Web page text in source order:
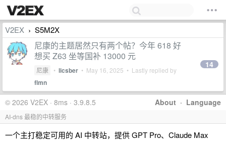
V2EX › S5M2X
尼康的主题居然只有两个帖？今年 618 好
想买 Z63 坐等国补 13000 元
尼康 • licsber • May 16, 2025 • Lastly replied by
flmn
14
About · Language
© 2026 V2EX · 8ms · 3.9.8.5
AI-dns 最稳的中转服务
一个主打稳定可用的 AI 中转站，提供 GPT Pro、Claude Max